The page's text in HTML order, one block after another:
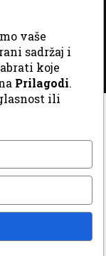
vaše
sadržaj i
koje
Prilagodi.
ili